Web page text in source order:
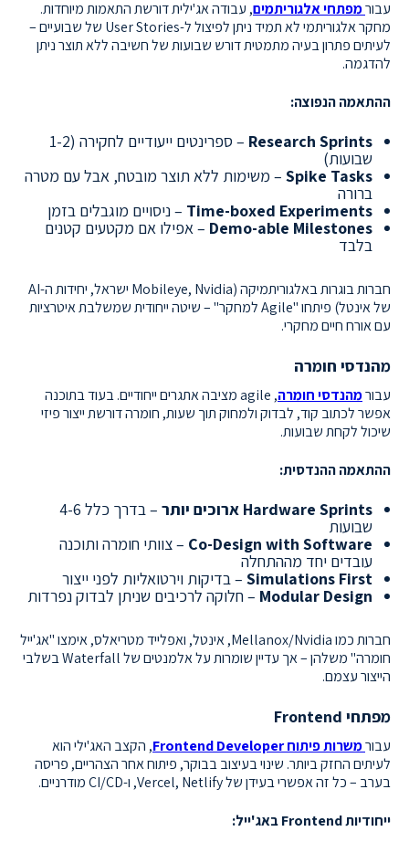
עבורמפתחי אלגוריתמים, עבודה אג'ילית דורשת התאמות מיוחדות.
מחקר אלגוריתמי לא תמיד ניתן לפיצול ל-User Stories של שבועיים –
לעיתים פתרון בעיה מתמטית דורש שבועות של חשיבה ללא תוצר ניתן
להדגמה.
ההתאמה הנפוצה:
Research Sprints
– ספרינטים ייעודיים לחקירה (1-2
שבועות)
Spike Tasks – משימות ללא תוצר מובטח, אבל עם מטרה
ברורה
Time-boxed Experiments – ניסויים מוגבלים בזמן
Demo-able Milestones – אפילו אם מקטעים קטנים
בלבד
חברות בוגרות באלגוריתמיקה (Mobileye, Nvidia ישראל, יחידות ה-AI
של אינטל) פיתחו "Agile למחקר" – שיטה ייחודית שמשלבת איטרציות
עם אורח חיים מחקרי.
מהנדסי חומרה
עבורמהנדסי חומרה
, agile מציבה אתגרים ייחודיים. בעוד בתוכנה
אפשר לכתוב קוד, לבדוק ולמחוק תוך שעות, חומרה דורשת ייצור פיזי
שיכול לקחת שבועות.
ההתאמה ההנדסית:
Hardware Sprints ארוכים יותר
– בדרך כלל 4-6
שבועות
Co-Design with Software – צוותי חומרה ותוכנה
עובדים יחד מההתחלה
Simulations First – בדיקות וירטואליות לפני ייצור
Modular Design – חלוקה לרכיבים שניתן לבדוק נפרדות
חברות כמו Mellanox/Nvidia, אינטל, ואפלייד מטריאלס, אימצו "אג'ייל
חומרה" משלהן – אך עדיין שומרות על אלמנטים של Waterfall בשלבי
הייצור עצמם.
מפתחי Frontend
עבורמשרות פיתוח Frontend Developer
, הקצב האג'ילי הוא
לעיתים החזק ביותר. שינוי בעיצוב בבוקר, פיתוח אחר הצהריים, פריסה
בערב – כל זה אפשרי בעידן של Vercel, Netlify, ו-CI/CD מודרניים.
ייחודיות Frontend באג'ייל: